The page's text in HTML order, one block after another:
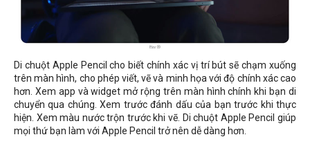
Di chuột Apple Pencil cho biết chính xác vị trí bút sẽ chạm xuống
trên màn hình, cho phép viết, vẽ và minh họa với độ chính xác cao
hơn. Xem app và widget mở rộng trên màn hình chính khi bạn di
chuyển qua chúng. Xem trước đánh dấu của bạn trước khi thực
hiện. Xem màu nước trộn trước khi vẽ. Di chuột Apple Pencil giúp
mọi thứ bạn làm với Apple Pencil trở nên dễ dàng hơn.